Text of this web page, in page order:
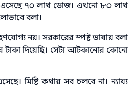
এসেছে ৭০ লাখ ডোজ। এখনো ৮০ লাখ
বলা।
নয়। সরকারের স্পষ্ট ভাষায় বলা
টাকা দিয়েছি। সেটা আটকানোর কোনো
মিষ্টি কথায় সব চলবে না। ন্যায্য